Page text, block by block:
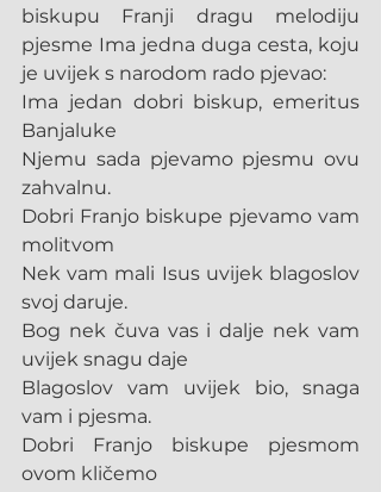
biskupu Franji dragu melodiju
pjesme Ima jedna duga cesta, koju
je uvijek s narodom rado pjevao:
Ima jedan dobri biskup, emeritus
Banjaluke
Njemu sada pjevamo pjesmu ovu
zahvalnu.
Dobri Franjo biskupe pjevamo vam
molitvom
Nek vam mali Isus uvijek blagoslov
svoj daruje.
Bog nek čuva vas i dalje nek vam
uvijek snagu daje
Blagoslov vam uvijek bio, snaga
vam i pjesma.
Dobri Franjo biskupe pjesmom
ovom kličemo